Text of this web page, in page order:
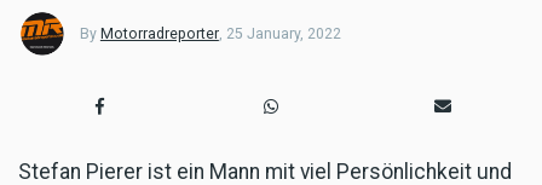
By Motorradreporter, 25 January, 2022
Stefan Pierer ist ein Mann mit viel Persönlichkeit und